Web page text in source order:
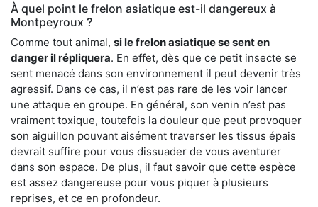
À quel point le frelon asiatique est-il dangereux à
Montpeyroux ?
Comme tout animal, si le frelon asiatique se sent en
danger il répliquera. En effet, dès que ce petit insecte se
sent menacé dans son environnement il peut devenir très
agressif. Dans ce cas, il n’est pas rare de les voir lancer
une attaque en groupe. En général, son venin n’est pas
vraiment toxique, toutefois la douleur que peut provoquer
son aiguillon pouvant aisément traverser les tissus épais
devrait suffire pour vous dissuader de vous aventurer
dans son espace. De plus, il faut savoir que cette espèce
est assez dangereuse pour vous piquer à plusieurs
reprises, et ce en profondeur.